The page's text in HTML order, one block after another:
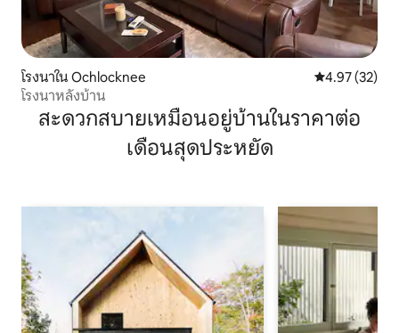
โรงนาใน Ochlocknee คะแนนเฉลี่ย
4.97 (32)
โรงนาหลังบ้าน
สะดวกสบายเหมือนอยู่บ้านในราคาต่อ
เดือนสุดประหยัด